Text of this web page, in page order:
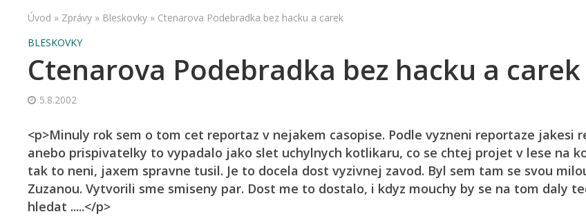
Úvod » Zprávy » Bleskovky » Ctenarova Podebradka bez hacku a carek
BLESKOVKY
Ctenarova Podebradka bez hacku a carek
5.8.2002
<p>Minuly rok sem o tom cet reportaz v nejakem casopise. Podle vyzneni reportaze jakesi
anebo prispivatelky to vypadalo jako slet uchylnych kotlikaru, co se chtej projet v lese na
tak to neni, jaxem spravne tusil. Je to docela dost vyzivnej zavod. Byl sem tam se svou
Zuzanou. Vytvorili sme smiseny par. Dost me to dostalo, i kdyz mouchy by se na tom daly
hledat .....</p>